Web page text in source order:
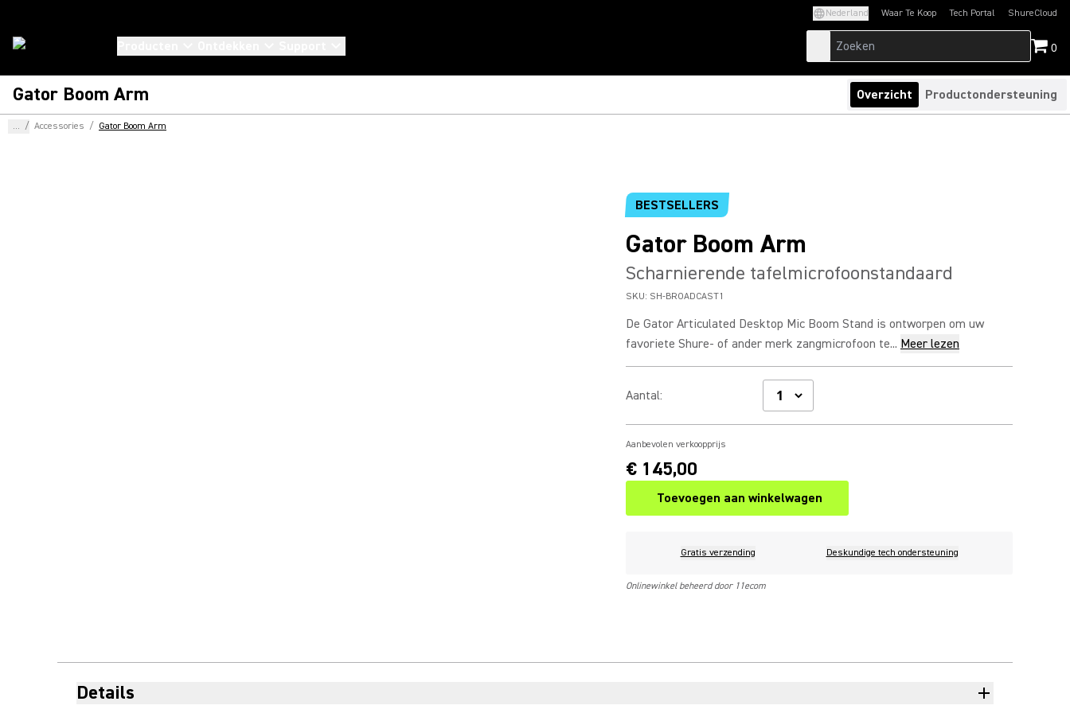
Nederland Waar Te Koop Tech Portal
(Opens in a new tab)ShureCloud
(Opens in a new
0
Gator Boom Arm Overzicht Productondersteuning
... / Accessories / Gator Boom Arm
BESTSELLERS
Gator Boom Arm
Scharnierende tafelmicrofoonstandaard
SKU: SH-BROADCAST1
De Gator Articulated Desktop Mic Boom Stand is ontworpen om uw
favoriete Shure- of ander merk zangmicrofoon te... Meer lezen
Aantal:
Aanbevolen verkoopprijs
€ 145,00
Toevoegen aan winkelwagen
Gratis verzending Deskundige tech ondersteuning
Onlinewinkel beheerd door 11ecom
Details